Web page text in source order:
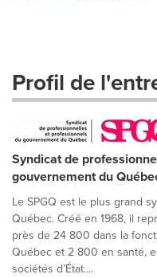
Profil de
Syndicat de
gouvernement du
Le SPGQ est le plus grand
Québec. Créé en 1968, il
près de 24 800 dans la
Québec et 2 800 en santé,
sociétés d’État....